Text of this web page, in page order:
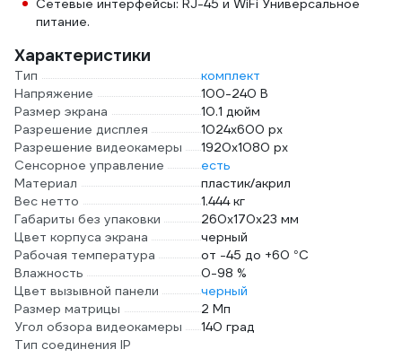
Сетевые интерфейсы: RJ-45 и WiFi Универсальное
питание.
Характеристики
Тип
комплект
Напряжение
100-240 В
Размер экрана
10.1 дюйм
Разрешение дисплея
1024х600 px
Разрешение видеокамеры
1920х1080 px
Сенсорное управление
есть
Материал
пластик/акрил
Вес нетто
1.444 кг
Габариты без упаковки
260х170х23 мм
Цвет корпуса экрана
черный
Рабочая температура
от -45 до +60 °С
Влажность
0-98 %
Цвет вызывной панели
черный
Размер матрицы
2 Мп
Угол обзора видеокамеры
140 град
Тип соединения IP